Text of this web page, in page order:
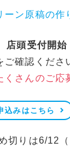
ン原稿の作
店頭受付開始
確認くださ
くさんのご応
込みはこちら
切りは6/12